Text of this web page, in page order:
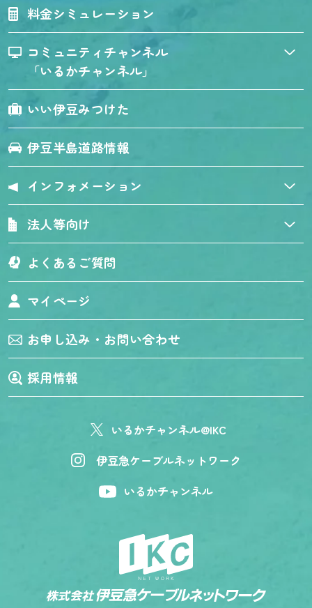
料金シミュレーション
コミュニティチャンネル
「いるかチャンネル」
いい伊豆みつけた
伊豆半島道路情報
インフォメーション
法人等向け
よくあるご質問
マイページ
お申し込み・お問い合わせ
採用情報
いるかチャンネル@IKC
伊豆急ケーブルネットワーク
いるかチャンネル